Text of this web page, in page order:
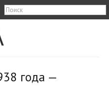
года —